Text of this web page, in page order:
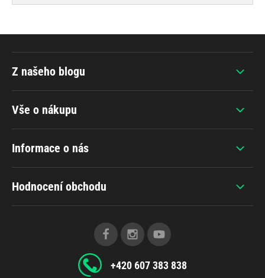
Vše o nákupu
Informace o nás
Hodnocení obchodu
+420 607 383 838
Z našeho blogu